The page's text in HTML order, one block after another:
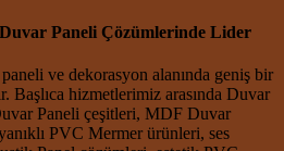
Paneli Çözümlerinde Lider
ve dekorasyon alanında geniş bir
Başlıca hizmetlerimiz arasında Duvar
Paneli çeşitleri, MDF Duvar
PVC Mermer ürünleri, ses